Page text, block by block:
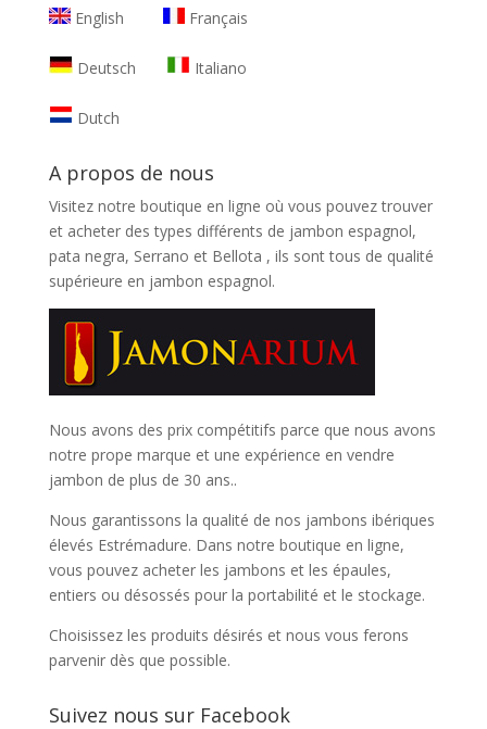
English Français
Deutsch Italiano
Dutch
A propos de nous
Visitez notre boutique en ligne où vous pouvez trouver
et acheter des types différents de jambon espagnol,
pata negra, Serrano et Bellota , ils sont tous de qualité
supérieure en jambon espagnol.
Nous avons des prix compétitifs parce que nous avons
notre prope marque et une expérience en vendre
jambon de plus de 30 ans..
Nous garantissons la qualité de nos jambons ibériques
élevés Estrémadure. Dans notre boutique en ligne,
vous pouvez acheter les jambons et les épaules,
entiers ou désossés pour la portabilité et le stockage.
Choisissez les produits désirés et nous vous ferons
parvenir dès que possible.
Suivez nous sur Facebook